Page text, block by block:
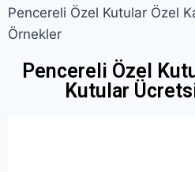
Pencereli Özel Kutular Özel
Örnekler
Pencereli Özel
Kutular